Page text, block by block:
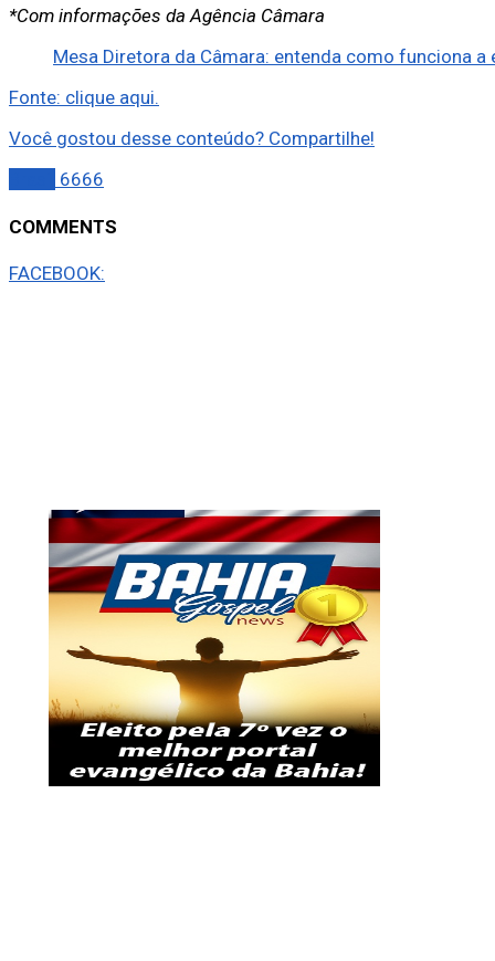
*Com informações da Agência Câmara
Mesa Diretora da Câmara: entenda como funciona
Fonte: clique aqui.
Você gostou desse conteúdo? Compartilhe!
6666
COMMENTS
FACEBOOK: